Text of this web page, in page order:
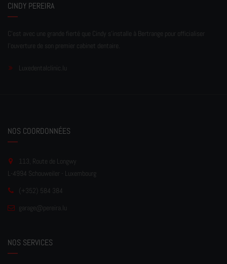
CINDY PEREIRA
C'est avec une grande fierté que Cindy s'installe à Bertrange pour officialiser
l'ouverture de son premier cabinet dentaire.
Luxedentalclinic.lu
NOS COORDONNÉES
113, Route de Longwy
L-4994 Schouweiler - Luxembourg
(+352) 584 384
garage@pereira.lu
NOS SERVICES